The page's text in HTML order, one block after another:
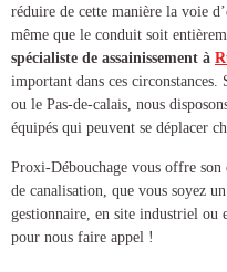
réduire de cette manière la voie
même que le conduit soit
spécialiste de assainissement à
important dans ces
ou le Pas-de-calais, nous
équipés qui peuvent se déplacer
Proxi-Débouchage vous offre son
de canalisation , que vous soyez
gestionnaire, en site industriel ou
pour nous faire appel !